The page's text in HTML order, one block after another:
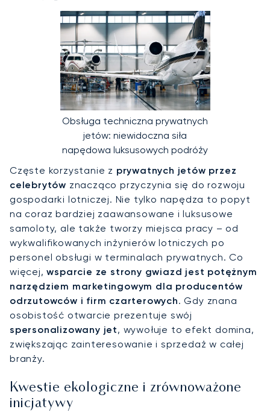
Obsługa techniczna prywatnych
jetów: niewidoczna siła
napędowa luksusowych podróży
Częste korzystanie z prywatnych jetów przez
celebrytów znacząco przyczynia się do rozwoju
gospodarki lotniczej. Nie tylko napędza to popyt
na coraz bardziej zaawansowane i luksusowe
samoloty, ale także tworzy miejsca pracy – od
wykwalifikowanych inżynierów lotniczych po
personel obsługi w terminalach prywatnych. Co
więcej,wsparcie ze strony gwiazd jest potężnym
narzędziem marketingowym dla producentów
odrzutowców i firm czarterowych. Gdy znana
osobistość otwarcie prezentuje swój
spersonalizowany jet, wywołuje to efekt domina,
zwiększając zainteresowanie i sprzedaż w całej
branży.
Kwestie ekologiczne i zrównoważone
inicjatywy